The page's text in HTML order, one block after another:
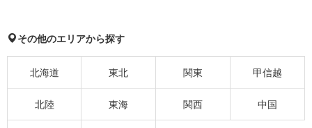
その他のエリアから探す
北海道 東北 関東 甲信越
北陸 東海 関西 中国